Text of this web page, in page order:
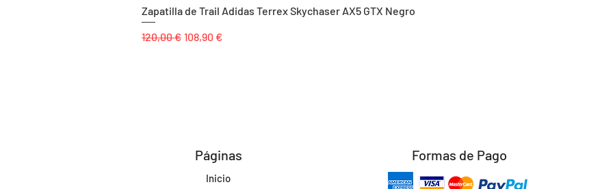
Zapatilla de Trail Adidas Terrex Skychaser AX5 GTX Negro
Precio
120,00 € Precio de oferta
108,90 €
Páginas
Inicio
Formas de Pago